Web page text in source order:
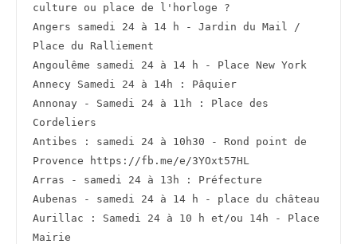
culture ou place de l'horloge ?
Angers samedi 24 à 14 h - Jardin du Mail /
Place du Ralliement
Angoulême samedi 24 à 14 h - Place New York
Annecy Samedi 24 à 14h : Pâquier
Annonay - Samedi 24 à 11h : Place des
Cordeliers
Antibes : samedi 24 à 10h30 - Rond point de
Provence https://fb.me/e/3YOxt57HL
Arras - samedi 24 à 13h : Préfecture
Aubenas - samedi 24 à 14 h - place du château
Aurillac : Samedi 24 à 10 h et/ou 14h - Place
Mairie